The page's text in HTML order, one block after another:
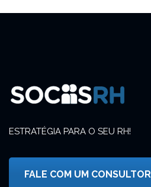
ESTRATÉGIA PARA O SEU RH!
FALE COM UM CONSULTOR